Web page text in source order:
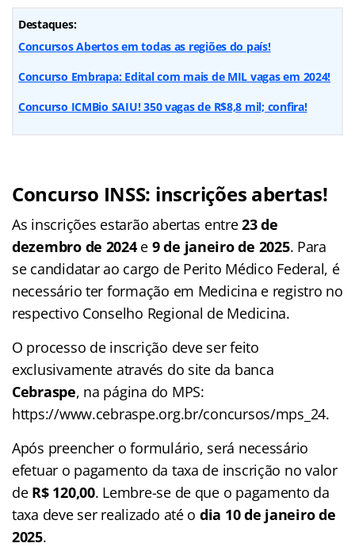
Destaques:
Concursos Abertos em todas as regiões do país!
Concurso Embrapa: Edital com mais de MIL vagas em 2024!
Concurso ICMBio SAIU! 350 vagas de R$8,8 mil; confira!
Concurso INSS: inscrições abertas!
As inscrições estarão abertas entre23 de
dezembro de 2024e 9 de janeiro de 2025. Para
se candidatar ao cargo de Perito Médico Federal, é
necessário ter formação em Medicina e registro no
respectivo Conselho Regional de Medicina.
O processo de inscrição deve ser feito
exclusivamente através do site da banca
Cebraspe, na página do MPS:
https://www.cebraspe.org.br/concursos/mps_24.
Após preencher o formulário, será necessário
efetuar o pagamento da taxa de inscrição no valor
de R$ 120,00. Lembre-se de que o pagamento da
taxa deve ser realizado até o dia 10 de janeiro de
2025.